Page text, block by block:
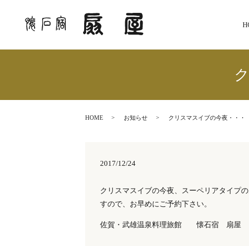
HOME お知らせ クリスマスイブの今夜・・・
2017/12/24
クリスマスイブの今夜、スーペリアタイプ
すので、お早めにご予約下さい。
佐賀・武雄温泉料理旅館 懐石宿 扇屋